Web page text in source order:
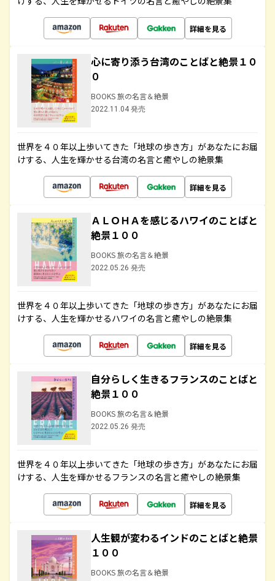
詳細を見る
心に寄り添う台湾のことばと絶景１０
０
BOOKS 旅の名言＆絶景
2022.11.04 発売
世界を４０年以上歩いてきた「地球の歩き方」があなたにお届
けする、人生を輝かせる台湾の名言と癒やしの絶景集
詳細を見る
ＡＬＯＨＡを感じるハワイのことばと
絶景１００
BOOKS 旅の名言＆絶景
2022.05.26 発売
世界を４０年以上歩いてきた「地球の歩き方」があなたにお届
けする、人生を輝かせるハワイの名言と癒やしの絶景集
詳細を見る
自分らしく生きるフランスのことばと
絶景１００
BOOKS 旅の名言＆絶景
2022.05.26 発売
世界を４０年以上歩いてきた「地球の歩き方」があなたにお届
けする、人生を輝かせるフランスの名言と癒やしの絶景集
詳細を見る
人生観が変わるインドのことばと絶景
１００
BOOKS 旅の名言＆絶景